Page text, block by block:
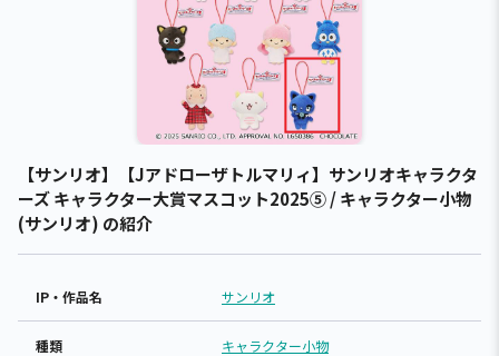
【サンリオ】【Jアドローザトルマリィ】サンリオキャラクタ
ーズ キャラクター大賞マスコット2025⑤ / キャラクター小物
(サンリオ) の紹介
IP・作品名 サンリオ
種類 キャラクター小物